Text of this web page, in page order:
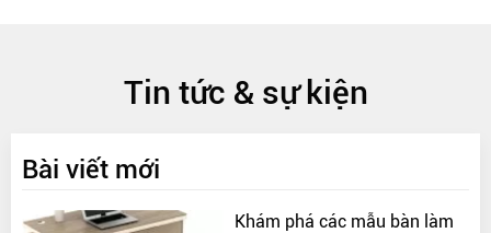
Tin tức & sự kiện
Bài viết mới
Khám phá các mẫu bàn làm